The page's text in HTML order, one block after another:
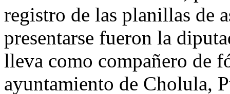
registro de las planillas de
presentarse fueron la
lleva como compañero de
ayuntamiento de Cholula,